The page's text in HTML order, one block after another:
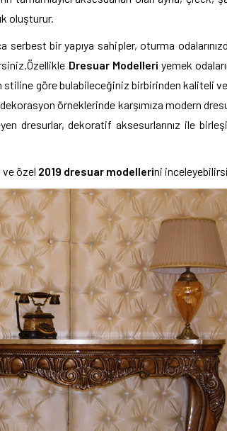
oluşturur.
serbest bir yapıya sahipler, oturma
Dresuar Modelleri yemek
göre bulabileceğiniz birbirinden kaliteli
örneklerinde karşımıza modern
dresurlar, dekoratif aksesurlarınız ile
ve özel 2019 dresuar modellerini